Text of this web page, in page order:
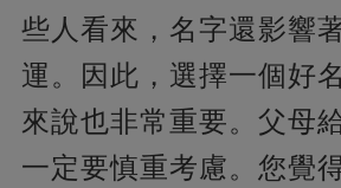
些人看來，名字還影響
運。因此，選擇一個好
來說也非常重要。父母
一定要慎重考慮。您覺